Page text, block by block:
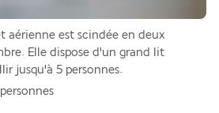
aérienne est scindée en deux
Elle dispose d'un grand lit
jusqu'à 5 personnes.